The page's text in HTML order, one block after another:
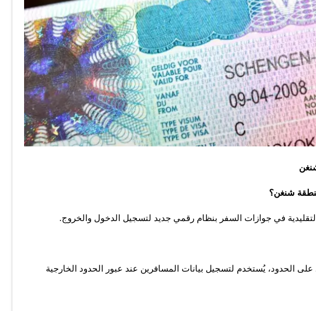
شنغن؟
الحدود، يُستخدم لتسجيل بيانات المسافرين عند عبور الحدود الخارجية